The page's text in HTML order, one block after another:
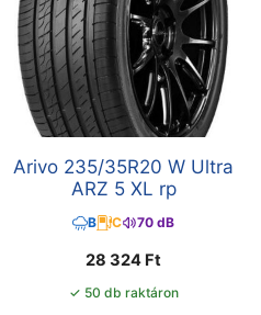
Arivo 235/35R20 W Ultra
ARZ 5 XL rp
B C 70 dB
28 324 Ft
✓ 50 db raktáron